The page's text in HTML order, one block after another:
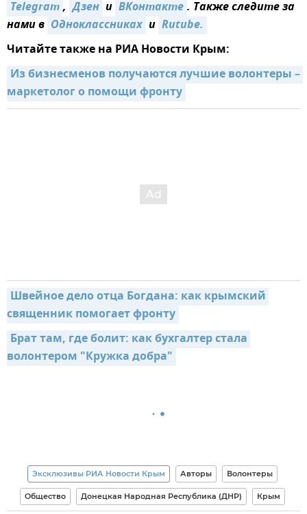
Telegram, Дзен и ВКонтакте. Также следите за
нами в Одноклассниках и Rutube.
Читайте также на РИА Новости Крым:
Из бизнесменов получаются лучшие волонтеры –
маркетолог о помощи фронту
Швейное дело отца Богдана: как крымский
священник помогает фронту
Брат там, где болит: как бухгалтер стала
волонтером "Кружка добра"
Эксклюзивы РИА Новости Крым Авторы Волонтеры
Общество Донецкая Народная Республика (ДНР) Крым